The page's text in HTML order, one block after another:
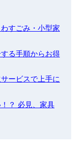
すごみ・小型家
る手順からお得
ービスで上手に
？ 必見、家具